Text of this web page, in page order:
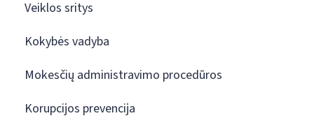
Veiklos sritys
Kokybės vadyba
Mokesčių administravimo procedūros
Korupcijos prevencija